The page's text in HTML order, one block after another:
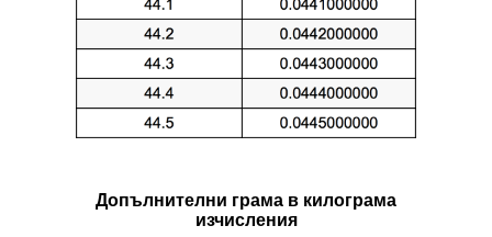
Допълнителни грама в килограмa
изчисления